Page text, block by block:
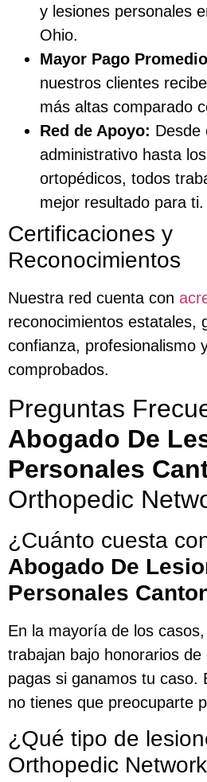
y lesiones personales
Ohio.
Mayor Pago
nuestros clientes
más altas comparado
Red de Apoyo: Desde
administrativo hasta
ortopédicos, todos
mejor resultado para ti.
Certificaciones y
Reconocimientos
Nuestra red cuenta con
reconocimientos estatales,
confianza, profesionalismo
comprobados.
Preguntas
Abogado De
Personales
Orthopedic
¿Cuánto cuesta
Abogado De
Personales
En la mayoría de los
trabajan bajo honorarios
pagas si ganamos tu caso.
no tienes que preocuparte
¿Qué tipo de
Orthopedic